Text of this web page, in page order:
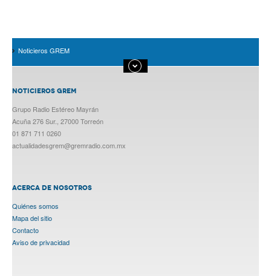
Noticieros GREM
NOTICIEROS GREM
Grupo Radio Estéreo Mayrán
Acuña 276 Sur., 27000 Torreón
01 871 711 0260
actualidadesgrem@gremradio.com.mx
ACERCA DE NOSOTROS
Quiénes somos
Mapa del sitio
Contacto
Aviso de privacidad